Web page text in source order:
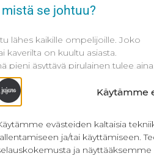
Käytämme
evästeiden kaltaisia
ja/tai käyttämiseen.
ja
se johtuu?
lähes kaikille ompelijoille. Joko
kaverilta on kuultu asiasta.
pieni äsyttävä pirulainen tulee aina
jolloin ratkoja pääsee
postauksessa paneudutaan
elämään niin synnyn kuin
Jos olet jo törmännyt
postaus on juuri sinulle.